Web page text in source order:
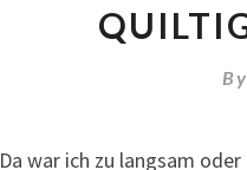
Da war ich zu langsam